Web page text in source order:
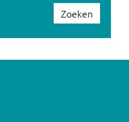
Zoeken